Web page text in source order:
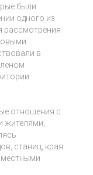
были
одного из
рассмотрения
в
отношения с
жителями,
станиц, края